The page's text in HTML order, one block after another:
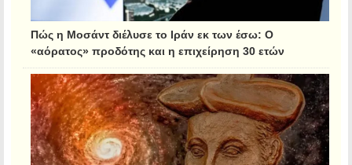
Πώς η Μοσάντ διέλυσε το Ιράν εκ των έσω: Ο
«αόρατος» προδότης και η επιχείρηση 30 ετών